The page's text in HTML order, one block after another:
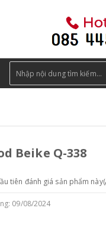
Beike Q-338
tiên đánh giá sản phẩm này(
09/08/2024